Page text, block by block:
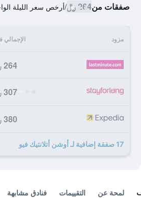
صفقات من264 ﷼ /أرخص سعر الليلة
مزود الإجمالي
264 ﷼
307 ﷼
380 ﷼
17 صفقة إضافية لـ أوشن أتلانتيك فيو
لمحة عن التقييمات فنادق مشابهة